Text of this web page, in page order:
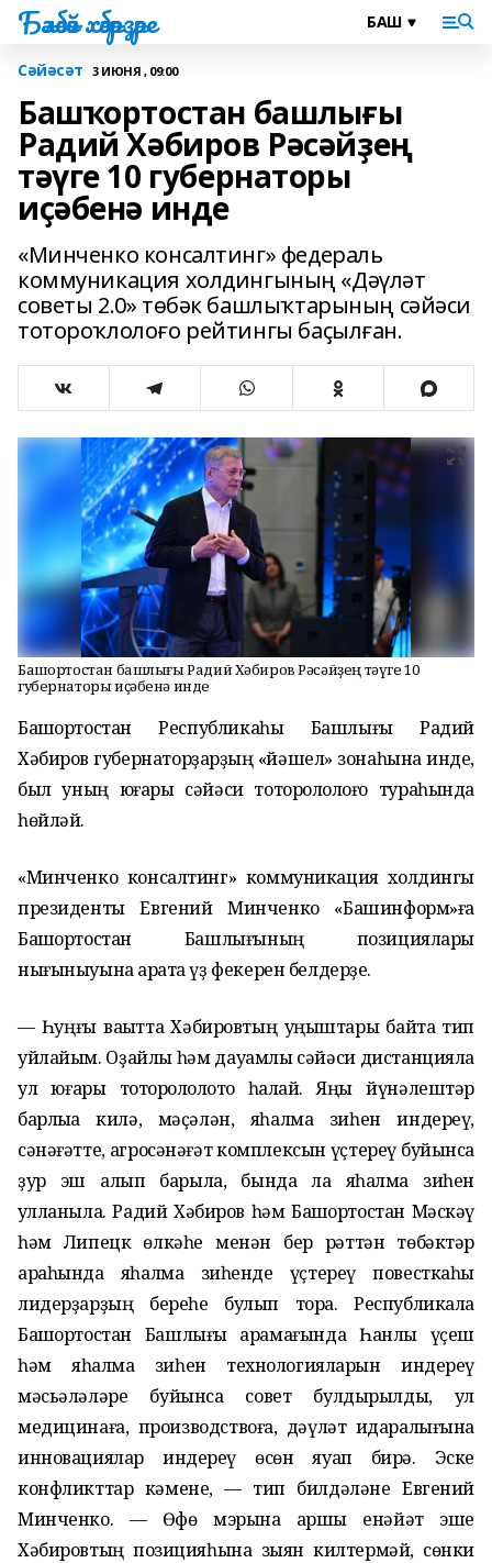
Бәләбәй хәбәрҙәре
Сәйәсәт 3 ИЮНЯ , 09:00
Башҡортостан башлығы
Радий Хәбиров Рәсәйҙең
тәүге 10 губернаторы
иҫәбенә инде
«Минченко консалтинг» федераль
коммуникация холдингының «Дәүләт
советы 2.0» төбәк башлыҡтарының сәйәси
тотороҡлолоғо рейтингы баҫылған.
Башҡортостан башлығы Радий Хәбиров Рәсәйҙең тәүге 10
губернаторы иҫәбенә инде
Башҡортостан Республикаһы Башлығы Радий
Хәбиров губернаторҙарҙың «йәшел» зонаһына инде,
был уның юғары сәйәси тотороҡлолоғо тураһында
һөйләй.
«Минченко консалтинг» коммуникация холдингы
президенты Евгений Минченко «Башинформ»ға
Башҡортостан Башлығының позициялары
нығыныуына ҡарата үҙ фекерен белдерҙе.
— Һуңғы ваҡытта Хәбировтың уңыштары байтаҡ тип
уйлайым. Оҙайлы һәм дауамлы сәйәси дистанцияла
ул юғары тотороҡлолоҡто һаҡлай. Яңы йүнәлештәр
барлыҡҡа килә, мәҫәлән, яһалма зиһен индереү,
сәнәғәтте, агросәнәғәт комплексын үҫтереү буйынса
ҙур эш алып барыла, бында ла яһалма зиһен
ҡулланыла. Радий Хәбиров һәм Башҡортостан Мәскәү
һәм Липецк өлкәһе менән бер рәттән төбәктәр
араһында яһалма зиһенде үҫтереү повесткаһы
лидерҙарҙың береһе булып тора. Республикала
Башҡортостан Башлығы ҡарамағында Һанлы үҫеш
һәм яһалма зиһен технологияларын индереү
мәсьәләләре буйынса совет булдырылды, ул
медицинаға, производствоға, дәүләт идаралығына
инновациялар индереү өсөн яуап бирә. Эске
конфликттар кәмене, — тип билдәләне Евгений
Минченко. — Өфө мэрына ҡаршы енәйәт эше
Хәбировтың позицияһына зыян килтермәй, сөнки